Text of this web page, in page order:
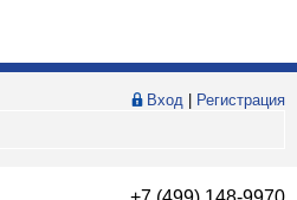
Вход
Регистрация